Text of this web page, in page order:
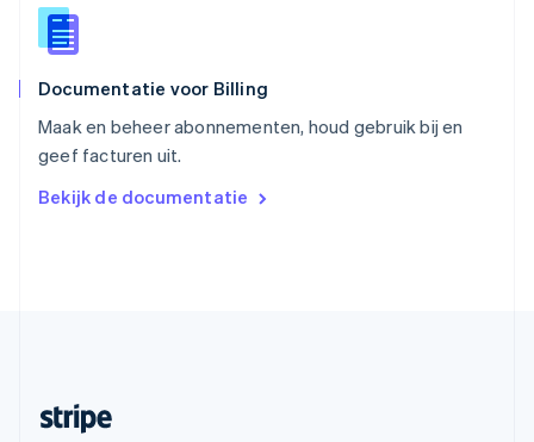
Documentatie voor Billing
Maak en beheer abonnementen, houd gebruik bij en
geef facturen uit.
Bekijk de documentatie
Español
Thailand
Tsjechië
Vasteland van China
简体中文English
English